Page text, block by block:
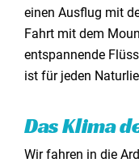
einen Ausflug mit
Fahrt mit dem
entspannende
ist für jeden
Das Klima
Wir fahren in die